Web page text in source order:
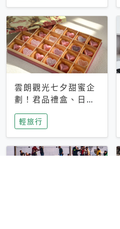
雲朗觀光七夕甜蜜企
劃！君品禮盒、日月
潭微醺餐飲與全台飯
店優惠整理
輕旅行